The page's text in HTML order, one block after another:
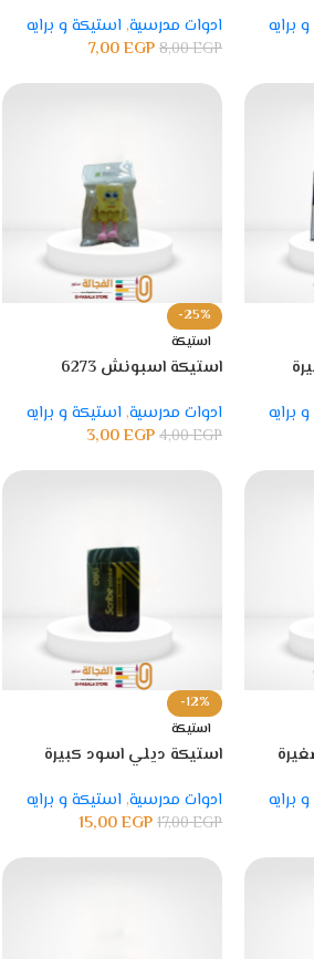
برايه
ادوات مدرسية, استيكة و برايه
8,00EGP
7,00EGP
برايه
-25%
استيكة
استيكة اسبونش 6273
ادوات مدرسية, استيكة و برايه
4,00EGP
3,00EGP
برايه
-12%
استيكة
استيكة ديلي اسود كبيرة
ادوات مدرسية, استيكة و برايه
17,00EGP
15,00EGP